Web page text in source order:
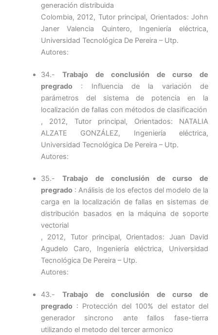
generación distribuida
Colombia, 2012, Tutor principal, Orientados: John
Janer Valencia Quintero, Ingeniería eléctrica,
Universidad Tecnológica De Pereira – Utp.
Autores:
34.-Trabajo de conclusión de curso de
pregrado: Influencia de la variación de
parámetros del sistema de potencia en la
localización de fallas con métodos de clasificación
, 2012, Tutor principal, Orientados: NATALIA
ALZATE GONZÁLEZ, Ingeniería eléctrica,
Universidad Tecnológica De Pereira – Utp.
Autores:
35.-Trabajo de conclusión de curso de
pregrado: Análisis de los efectos del modelo de la
carga en la localización de fallas en sistemas de
distribución basados en la máquina de soporte
vectorial
, 2012, Tutor principal, Orientados: Juan David
Agudelo Caro, Ingeniería eléctrica, Universidad
Tecnológica De Pereira – Utp.
Autores:
43.-Trabajo de conclusión de curso de
pregrado: Protección del 100% del estator del
generador sincrono ante fallos fase-tierra
utilizando el metodo del tercer armonico